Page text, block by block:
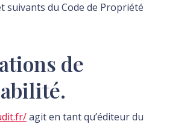
suivants du Code de Propriété
de
agit en tant qu’éditeur du